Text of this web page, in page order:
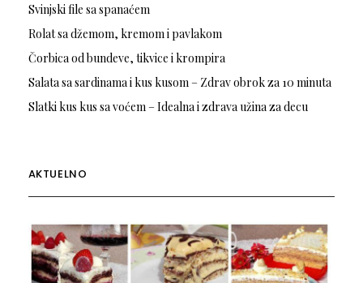
Svinjski file sa spanaćem
Rolat sa džemom, kremom i pavlakom
Čorbica od bundeve, tikvice i krompira
Salata sa sardinama i kus kusom – Zdrav obrok za 10 minuta
Slatki kus kus sa voćem – Idealna i zdrava užina za decu
AKTUELNO